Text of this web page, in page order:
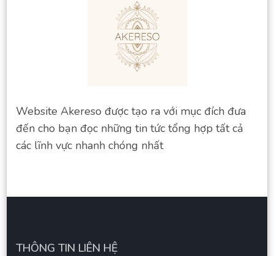
Website Akereso được tạo ra với mục đích đưa
đến cho bạn đọc những tin tức tổng hợp tất cả
các lĩnh vực nhanh chóng nhất
THÔNG TIN LIÊN HỆ